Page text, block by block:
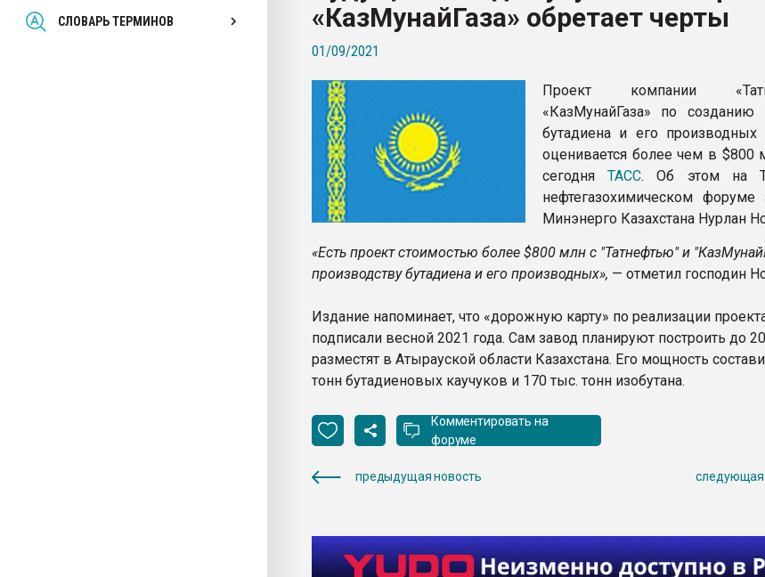
СЛОВАРЬ ТЕРМИНОВ
Всё, что касается выдува ПЭТ
ПЕРЕЙТИ НА ФОРУМ
«КазМунайГаза» обретает черты
01/09/2021
Проект компании
«КазМунайГаза» по созданию
бутадиена и его производных
оценивается более чем в $800
сегодняТАCC. Об этом на
нефтегазохимическом форуме
Минэнерго Казахстана Нурлан
«Есть проект стоимостью более $800 млн с "Татнефтью" и
производству бутадиена и его производных», — отметил господин
Издание напоминает, что «дорожную карту» по реализации
подписали весной 2021 года. Сам завод планируют построить до
разместят в Атырауской области Казахстана. Его мощность
тонн бутадиеновых каучуков и 170 тыс. тонн изобутана.
Комментировать на
форуме
предыдущая новость следующая